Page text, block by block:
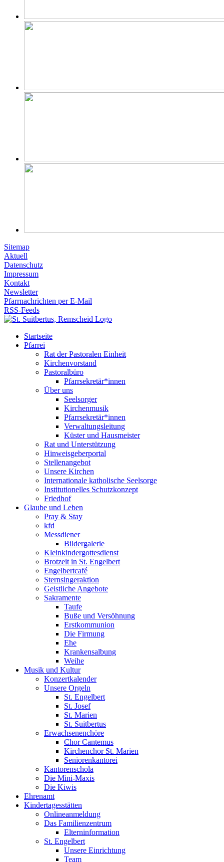
Sitemap
Aktuell
Datenschutz
Impressum
Kontakt
Newsletter
Pfarrnachrichten per E-Mail
RSS-Feeds
Startseite
Pfarrei
Rat der Pastoralen Einheit
Kirchenvorstand
Pastoralbüro
Pfarrsekretär*innen
Über uns
Seelsorger
Kirchenmusik
Pfarrsekretär*innen
Verwaltungsleitung
Küster und Hausmeister
Rat und Unterstützung
Hinweisgeberportal
Stellenangebot
Unsere Kirchen
Internationale katholische Seelsorge
Institutionelles Schutzkonzept
Friedhof
Glaube und Leben
Pray & Stay
kfd
Messdiener
Bildergalerie
Kleinkindergottesdienst
Brotzeit in St. Engelbert
Engelbertcafé
Sternsingeraktion
Geistliche Angebote
Sakramente
Taufe
Buße und Versöhnung
Erstkommunion
Die Firmung
Ehe
Krankensalbung
Weihe
Musik und Kultur
Konzertkalender
Unsere Orgeln
St. Engelbert
St. Josef
St. Marien
St. Suitbertus
Erwachsenenchöre
Chor Cantemus
Kirchenchor St. Marien
Seniorenkantorei
Kantorenschola
Die Mini-Maxis
Die Kiwis
Ehrenamt
Kindertagesstätten
Onlineanmeldung
Das Familienzentrum
Elterninformation
St. Engelbert
Unsere Einrichtung
Team